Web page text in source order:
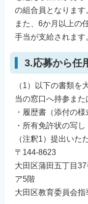
の組合員となります
また、6か月以上の
手当が支給されます
3.応募から任
（1）以下の書類を
当の窓口へ持参また
・履歴書（添付の
・所有免許状の写し
（注釈1）提出いた
〒144-8623
大田区蒲田五丁目
ア5階
大田区教育委員会指